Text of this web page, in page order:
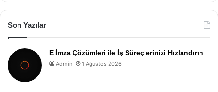
Son Yazılar
E İmza Çözümleri ile İş Süreçlerinizi Hızlandırın
Admin 1 Ağustos 2026